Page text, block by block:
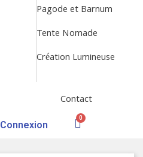
Pagode et Barnum
Tente Nomade
Création Lumineuse
Contact
Connexion